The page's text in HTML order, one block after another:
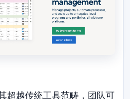
超越传统工具范畴，团队可